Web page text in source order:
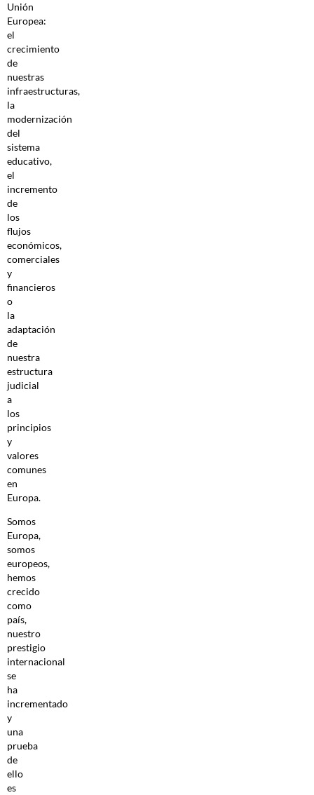
Unión
Europea:
el
crecimiento
de
nuestras
infraestructuras,
la
modernización
del
sistema
educativo,
el
incremento
de
los
flujos
económicos,
comerciales
y
financieros
o
la
adaptación
de
nuestra
estructura
judicial
a
los
principios
y
valores
comunes
en
Europa.
Somos
Europa,
somos
europeos,
hemos
crecido
como
país,
nuestro
prestigio
internacional
se
ha
incrementado
y
una
prueba
de
ello
es